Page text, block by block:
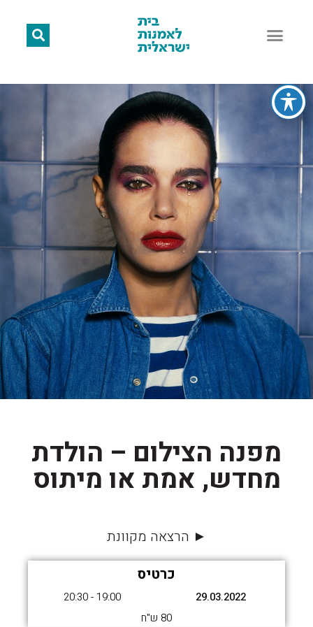
מפנה הצילום – הולדת
מחדש, אמת או מיתוס
► הרצאה מקוונת
כרטיס
29.03.2022
19:00 - 20:30
80 ש"ח